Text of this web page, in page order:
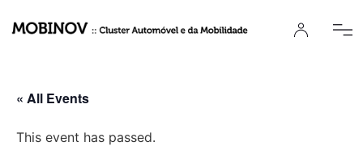
« All Events
This event has passed.